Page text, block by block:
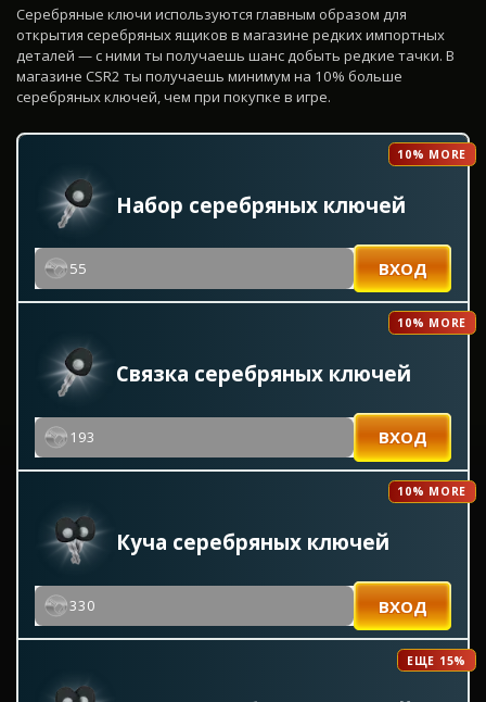
Серебряные ключи используются главным образом для
открытия серебряных ящиков в магазине редких импортных
деталей — с ними ты получаешь шанс добыть редкие тачки. В
магазине CSR2 ты получаешь минимум на 10% больше
серебряных ключей, чем при покупке в игре.
10% MORE
Набор серебряных ключей
55 ВХОД
10% MORE
Связка серебряных ключей
193 ВХОД
10% MORE
Куча серебряных ключей
330 ВХОД
ЕЩЕ 15%